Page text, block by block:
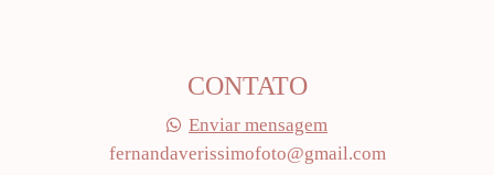
CONTATO
Enviar mensagem
fernandaverissimofoto@gmail.com